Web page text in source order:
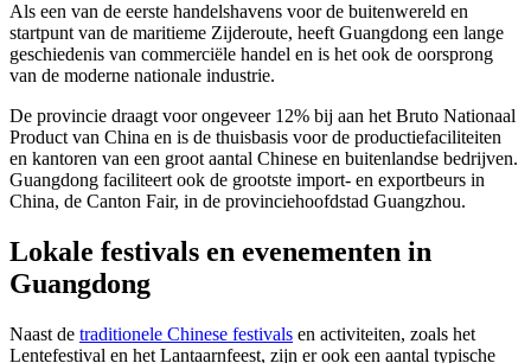
Als een van de eerste handelshavens voor de buitenwereld en
startpunt van de maritieme Zijderoute, heeft Guangdong een lange
geschiedenis van commerciële handel en is het ook de oorsprong
van de moderne nationale industrie.
De provincie draagt voor ongeveer 12% bij aan het Bruto Nationaal
Product van China en is de thuisbasis voor de productiefaciliteiten
en kantoren van een groot aantal Chinese en buitenlandse bedrijven.
Guangdong faciliteert ook de grootste import- en exportbeurs in
China, de Canton Fair, in de provinciehoofdstad Guangzhou.
Lokale festivals en evenementen in
Guangdong
Naast de traditionele Chinese festivals en activiteiten, zoals het
Lentefestival en het Lantaarnfeest, zijn er ook een aantal typische